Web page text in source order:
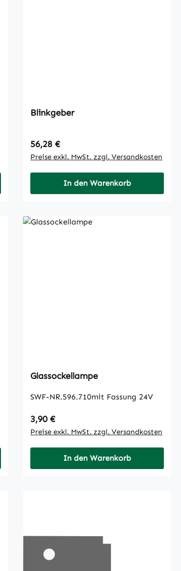
Blinkgeber
Regulärer Preis:
56,28 €
Preise exkl. MwSt. zzgl. Versandkosten
In den Warenkorb
Glassockellampe
SWF-NR.596.710mit Fassung 24V
Regulärer Preis:
3,90 €
Preise exkl. MwSt. zzgl. Versandkosten
In den Warenkorb